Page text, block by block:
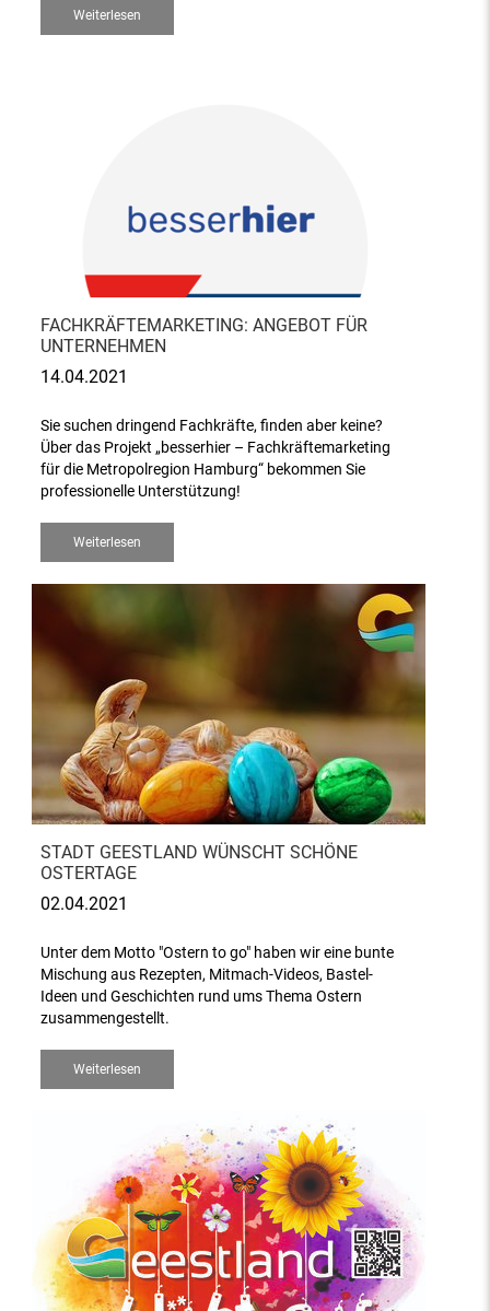
Weiterlesen
FACHKRÄFTEMARKETING: ANGEBOT FÜR
UNTERNEHMEN
14.04.2021
Sie suchen dringend Fachkräfte, finden aber keine?
Über das Projekt „besserhier – Fachkräftemarketing
für die Metropolregion Hamburg“ bekommen Sie
professionelle Unterstützung!
Weiterlesen
STADT GEESTLAND WÜNSCHT SCHÖNE
OSTERTAGE
02.04.2021
Unter dem Motto "Ostern to go" haben wir eine bunte
Mischung aus Rezepten, Mitmach-Videos, Bastel-
Ideen und Geschichten rund ums Thema Ostern
zusammengestellt.
Weiterlesen